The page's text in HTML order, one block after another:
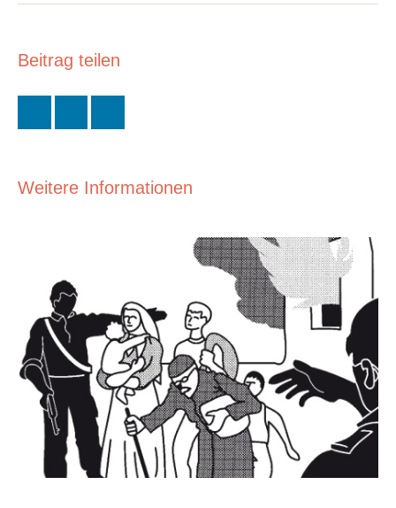
Beitrag teilen
Weitere Informationen